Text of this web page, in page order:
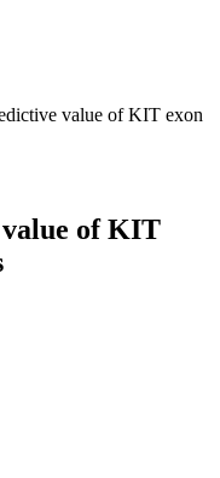
value of KIT exon
of KIT